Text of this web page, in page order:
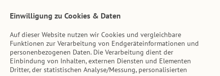
Inhalt
Tierarzt-Suche
Einwilligung zu Cookies & Daten
Auf dieser Website nutzen wir Cookies und vergleichbare
Funktionen zur Verarbeitung von Endgeräteinformationen und
personenbezogenen Daten. Die Verarbeitung dient der
Einbindung von Inhalten, externen Diensten und Elementen
Dritter, der statistischen Analyse/Messung, personalisierten